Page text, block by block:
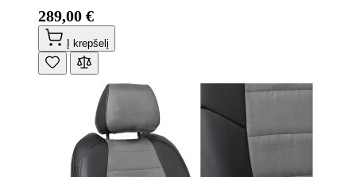
289,00 €
Į krepšelį